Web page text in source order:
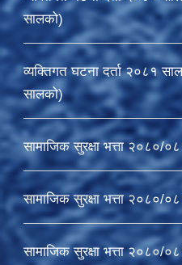
सालको)
व्यक्तिगत घटना दर्ता २०८१
सालको)
सामाजिक सुरक्षा भत्ता २०८०/
सामाजिक सुरक्षा भत्ता २०८०/
सामाजिक सुरक्षा भत्ता २०८०/